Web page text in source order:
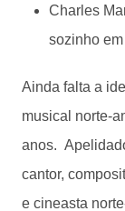
Charles
sozinho
Ainda falta a
musical norte-
anos.
cantor,
e cineasta